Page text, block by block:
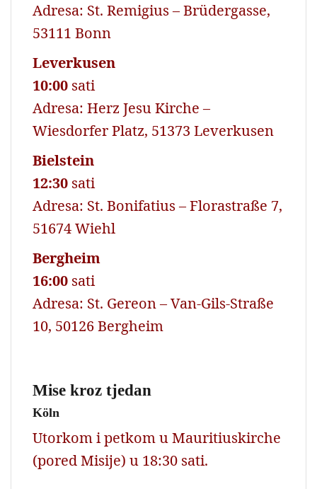
Adresa: St. Remigius – Brüdergasse,
53111 Bonn
Leverkusen
10:00 sati
Adresa: Herz Jesu Kirche –
Wiesdorfer Platz, 51373 Leverkusen
Bielstein
12:30 sati
Adresa: St. Bonifatius – Florastraße 7,
51674 Wiehl
Bergheim
16:00 sati
Adresa: St. Gereon – Van-Gils-Straße
10, 50126 Bergheim
Mise kroz tjedan
Köln
Utorkom i petkom u Mauritiuskirche
(pored Misije) u 18:30 sati.